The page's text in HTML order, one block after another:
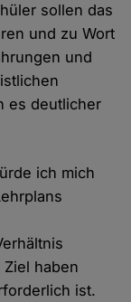
sollen das
und zu Wort
und
es deutlicher
ich mich
haben
ist.